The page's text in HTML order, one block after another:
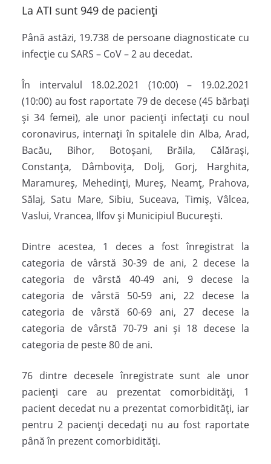
La ATI sunt 949 de pacienți
Până astăzi, 19.738 de persoane diagnosticate cu
infecție cu SARS – CoV – 2 au decedat.
În intervalul 18.02.2021 (10:00) – 19.02.2021
(10:00) au fost raportate 79 de decese (45 bărbați
și 34 femei), ale unor pacienți infectați cu noul
coronavirus, internați în spitalele din Alba, Arad,
Bacău, Bihor, Botoșani, Brăila, Călărași,
Constanța, Dâmbovița, Dolj, Gorj, Harghita,
Maramureș, Mehedinți, Mureș, Neamț, Prahova,
Sălaj, Satu Mare, Sibiu, Suceava, Timiș, Vâlcea,
Vaslui, Vrancea, Ilfov și Municipiul București.
Dintre acestea, 1 deces a fost înregistrat la
categoria de vârstă 30-39 de ani, 2 decese la
categoria de vârstă 40-49 ani, 9 decese la
categoria de vârstă 50-59 ani, 22 decese la
categoria de vârstă 60-69 ani, 27 decese la
categoria de vârstă 70-79 ani și 18 decese la
categoria de peste 80 de ani.
76 dintre decesele înregistrate sunt ale unor
pacienți care au prezentat comorbidități, 1
pacient decedat nu a prezentat comorbidități, iar
pentru 2 pacienți decedați nu au fost raportate
până în prezent comorbidități.